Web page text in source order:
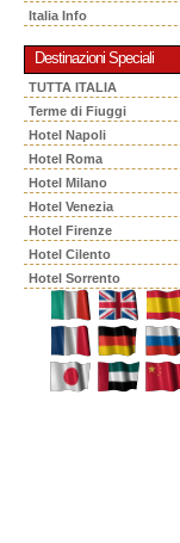
Italia Info
Destinazioni Speciali
TUTTA ITALIA
Terme di Fiuggi
Hotel Napoli
Hotel Roma
Hotel Milano
Hotel Venezia
Hotel Firenze
Hotel Cilento
Hotel Sorrento